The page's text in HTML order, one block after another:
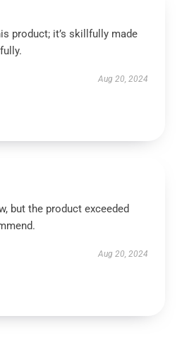
product; it’s skillfully made
Aug 20, 2024
but the product exceeded
Aug 20, 2024